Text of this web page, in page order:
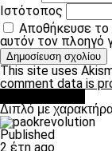
Ιστότοπος
Αποθήκευσε το
αυτόν τον πλοηγό
This site uses
comment data is
Διπλό με
Published
2 έτη ago